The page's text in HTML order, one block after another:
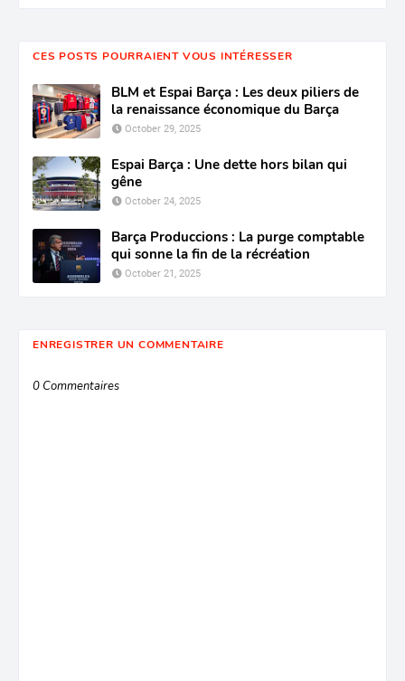
CES POSTS POURRAIENT VOUS INTÉRESSER
BLM et Espai Barça : Les deux piliers de
la renaissance économique du Barça
October 29, 2025
Espai Barça : Une dette hors bilan qui
gêne
October 24, 2025
Barça Produccions : La purge comptable
qui sonne la fin de la récréation
October 21, 2025
ENREGISTRER UN COMMENTAIRE
0 Commentaires